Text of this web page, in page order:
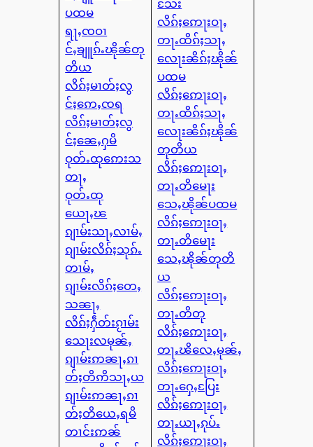
ပထမ
ရႃႇၸဝၢ
င်ႇၶျူၵ်ႉၽိုၼ်တု
တိယ
လိၵ်ႈမၢတ်ႈလွ
င်ႈဢေႇၸရ
လိၵ်ႈမၢတ်ႈလွ
င်ႈၼေႇႁမိ
ဝုတ်ႉထုဢေးသ
တႃႇ
ဝုတ်ႉထု
ယေႃႇၽ
ၵျၢမ်းသႃႇလၢမ်ႇ
ၵျၢမ်းလိၵ်ႈသုၵ်ႉ
တၢမ်ႇ
ၵျၢမ်းလိၵ်ႈတေႇ
သၼႃႇ
လိၵ်ႈႁဵတ်းၵႂၢမ်း
သေႃးလမုၼ်ႇ
ၵျၢမ်းဢၼႃႇၵၢ
တ်ႈတိဢိသႃႇယ
ၵျၢမ်းဢၼႃႇၵၢ
တ်ႈတိယေႇရမိ
တၢင်းဢၼ်
သႄး
လိၵ်ႈဢေႃးဝႃႇ
တႃႉထိၵ်ႈသႃႇ
လေႃးၼိၵ်ႈၽိုၼ်
ပထမ
လိၵ်ႈဢေႃးဝႃႇ
တႃႉထိၵ်ႈသႃႇ
လေႃးၼိၵ်ႈၽိုၼ်
တုတိယ
လိၵ်ႈဢေႃးဝႃႇ
တႃႉတိမေႃး
သေႇၽိုၼ်ပထမ
လိၵ်ႈဢေႃးဝႃႇ
တႃႉတိမေႃး
သေႇၽိုၼ်တုတိ
ယ
လိၵ်ႈဢေႃးဝႃႇ
တႃႉတိတု
လိၵ်ႈဢေႃးဝႃႇ
တႃႉၽိလေႇမုၼ်ႇ
လိၵ်ႈဢေႃးဝႃႇ
တႃႉႁေႇပြႄး
လိၵ်ႈဢေႃးဝႃႇ
တႃႉယႃႇၵုပ်ႉ
လိၵ်ႈဢေႃးဝႃႇ